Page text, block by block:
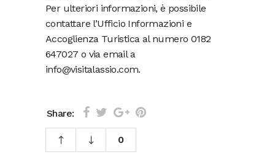
Per ulteriori informazioni, è possibile
contattare l’Ufficio Informazioni e
Accoglienza Turistica al numero 0182
647027 o via email a
info@visitalassio.com.
Share:
0